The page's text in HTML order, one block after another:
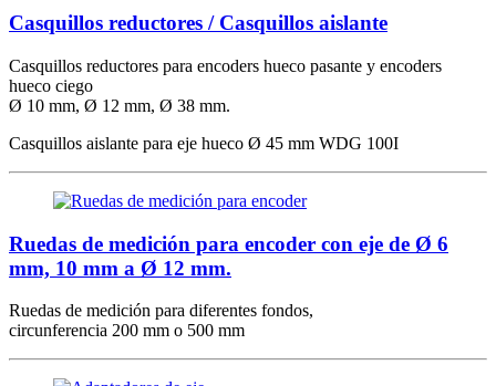
Casquillos reductores / Casquillos aislante
Casquillos reductores para encoders hueco pasante y encoders
hueco ciego
Ø 10 mm, Ø 12 mm, Ø 38 mm.
Casquillos aislante para eje hueco Ø 45 mm WDG 100I
Ruedas de medición para encoder con eje de Ø 6
mm, 10 mm a Ø 12 mm.
Ruedas de medición para diferentes fondos,
circunferencia 200 mm o 500 mm